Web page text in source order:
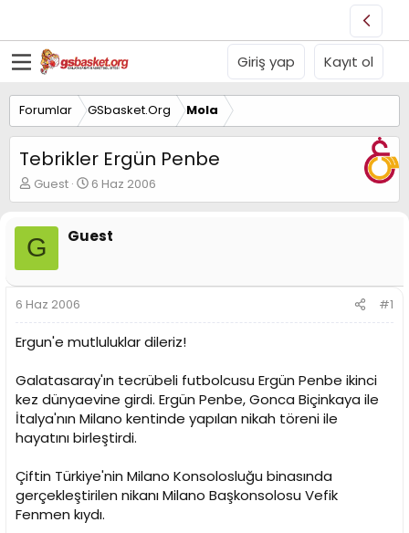
Giriş yap Kayıt ol
Forumlar GSbasket.Org Mola
Tebrikler Ergün Penbe
K
o
u
y
B
a
ş
a
a
n
Guest
B
a
l
g
a
i
h
i
6 Haz 2006
G Guest
6 Haz 2006 #1
Ergun'e mutluluklar dileriz!
Galatasaray'ın tecrübeli futbolcusu Ergün Penbe ikinci
kez dünyaevine girdi. Ergün Penbe, Gonca Biçinkaya ile
İtalya'nın Milano kentinde yapılan nikah töreni ile
hayatını birleştirdi.
Çiftin Türkiye'nin Milano Konsolosluğu binasında
gerçekleştirilen nikanı Milano Başkonsolosu Vefik
Fenmen kıydı.